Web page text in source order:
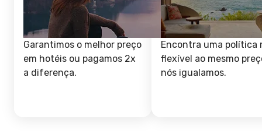
Garantimos o melhor preço
em hotéis ou pagamos 2x
a diferença.
Encontra uma política
flexível ao mesmo
nós igualamos.